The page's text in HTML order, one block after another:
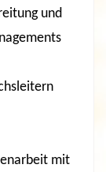
und
mit